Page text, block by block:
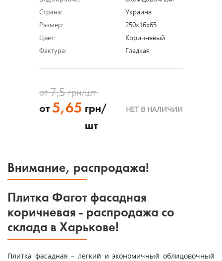
Страна:
Украина
Размер:
250х16х65
Цвет:
Коричневый
Фактура:
Гладкая
от7,5 грн/шт
от 5,65 грн/
шт
НЕТ В НАЛИЧИИ
Внимание, распродажа!
Плитка Фагот фасадная
коричневая - распродажа со
склада в Харькове!
Плитка фасадная – легкий и экономичный облицовочный